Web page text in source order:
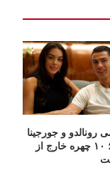
رونالدو و جورجینا
۲۰۲۶؛ ۱۰ چهره خارج از